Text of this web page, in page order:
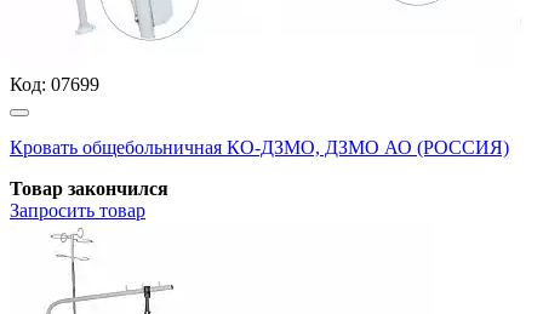
Код: 07699
Кровать общебольничная КО-ДЗМО, ДЗМО АО (РОССИЯ)
Товар закончился
Запросить товар